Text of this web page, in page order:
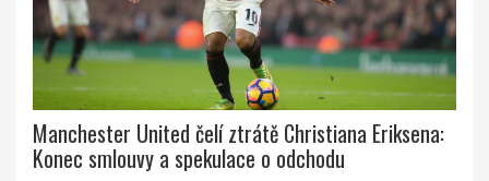
Manchester United čelí ztrátě Christiana Eriksena:
Konec smlouvy a spekulace o odchodu